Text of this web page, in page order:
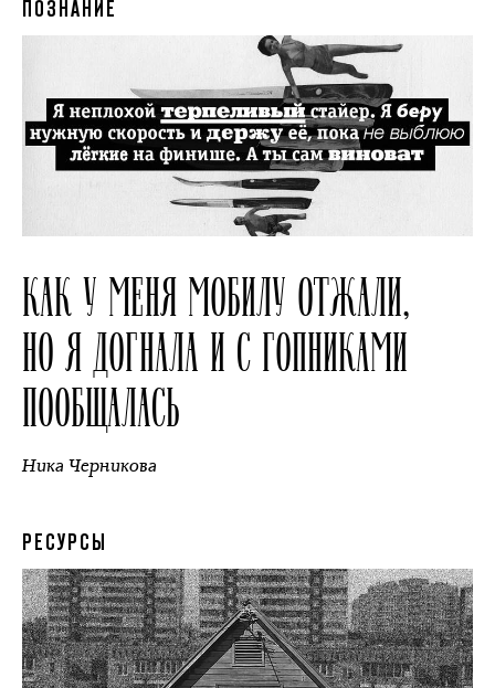
ПОЗНАНИЕ
КАК У МЕНЯ МОБИЛУ ОТЖАЛИ,
НО Я ДОГНАЛА И С ГОПНИКАМИ
ПООБЩАЛАСЬ
Ника Черникова
РЕСУРСЫ